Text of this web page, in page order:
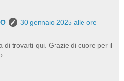
30 gennaio 2025 alle ore
di trovarti qui. Grazie di cuore per il